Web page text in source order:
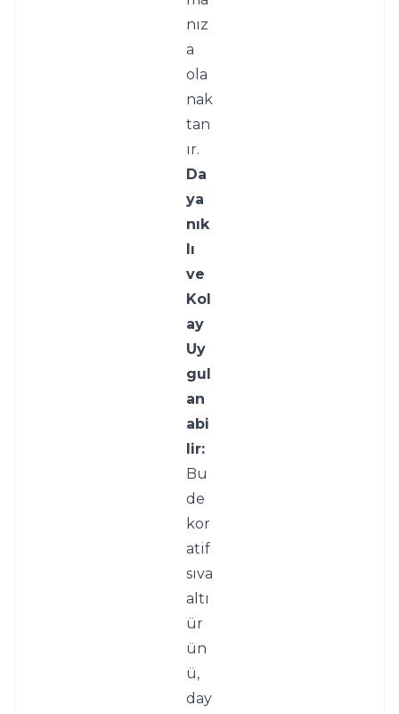
nız
a
ola
nak
tan
ır.
Da
ya
nık
lı
ve
Kol
ay
Uy
gul
an
abi
lir:
Bu
de
kor
atif
sıva
altı
ür
ün
ü,
day